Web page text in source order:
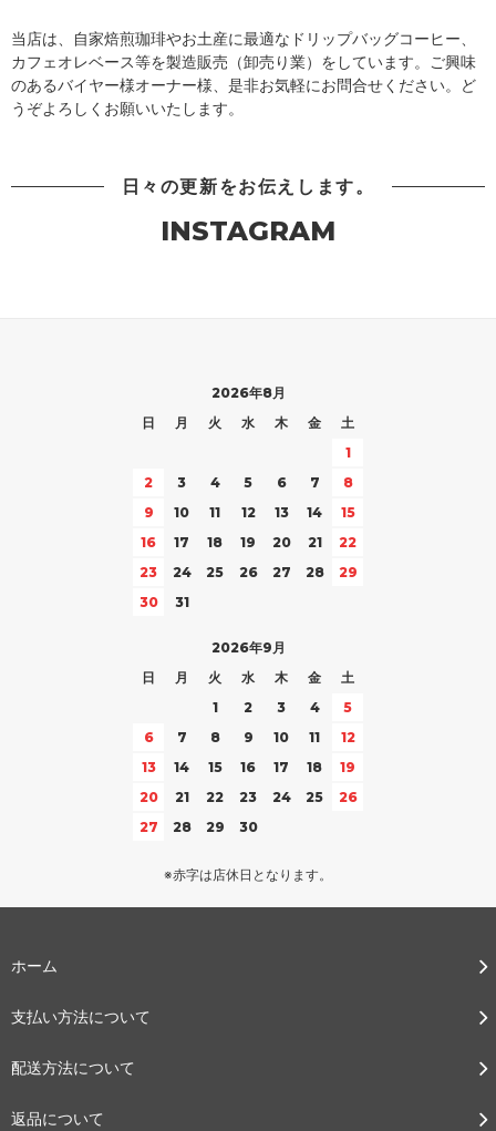
当店は、自家焙煎珈琲やお土産に最適なドリップバッグコーヒー、
カフェオレベース等を製造販売（卸売り業）をしています。ご興味
のあるバイヤー様オーナー様、是非お気軽にお問合せください。ど
うぞよろしくお願いいたします。
日々の更新をお伝えします。
INSTAGRAM
2026年8月
日
月 火 水 木 金
土
1
2
3 4 5 6 7
8
9
10 11 12 13 14
15
16
17 18 19 20 21
22
23
24 25 26 27 28
29
30
31
2026年9月
日
月 火 水 木 金
土
1
2 3 4
5
6
7 8 9 10 11
12
13
14 15 16 17 18
19
20
21 22 23 24 25
26
27
28 29 30
※赤字は店休日となります。
ホーム
支払い方法について
配送方法について
返品について